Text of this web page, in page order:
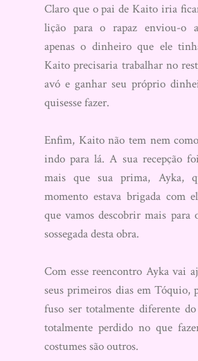
Claro que o pai de Kaito iria
lição para o rapaz enviou-o
apenas o dinheiro que ele
Kaito precisaria trabalhar no
avó e ganhar seu próprio
quisesse fazer.
Enfim, Kaito não tem nem
indo para lá. A sua recepção
mais que sua prima, Ayka,
momento estava brigada com
que vamos descobrir mais para
sossegada desta obra.
Com esse reencontro Ayka vai
seus primeiros dias em Tóquio,
fuso ser totalmente diferente
totalmente perdido no que
costumes são outros.